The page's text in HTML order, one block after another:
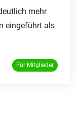
mehr
eingeführt als
Für Mitglieder